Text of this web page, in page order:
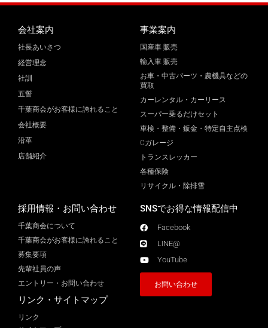
会社案内
社長あいさつ
経営理念
社訓
五誓
千葉商会がお客様に誇れること
会社概要
沿革
店舗紹介
事業案内
国産車 販売
輸入車 販売
お車・中古パーツ・農機具などの
買取
カーレンタル・カーリース
スーパー乗るだけセット
車検・整備・鈑金・特定自主点検
Cガレージ
トランスレッカー
各種保険
リサイクル・除排雪
採用情報・お問い合わせ
千葉商会について
千葉商会がお客様に誇れること​
募集要項
先輩社員の声
エントリー・お問い合わせ
リンク・サイトマップ
リンク
SNSでお得な情報配信中
Facebook
LINE@
YouTube
お問い合わせ